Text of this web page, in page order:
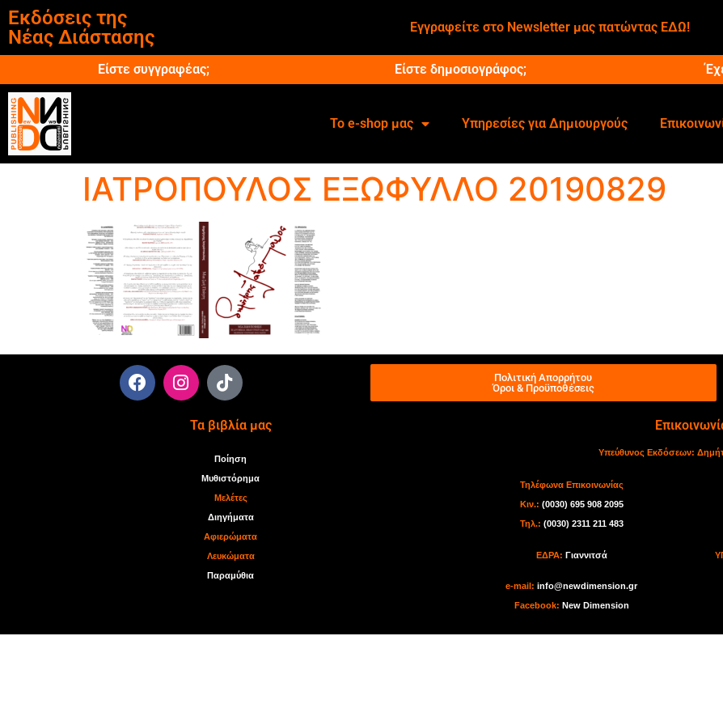
Εκδόσεις της
Νέας Διάστασης
Εγγραφείτε στο Newsletter μας πατώντας ΕΔΩ!
Είστε συγγραφέας; Είστε δημοσιογράφος;
Το e-shop μας Υπηρεσίες για Δημιουργούς
ΙΑΤΡΟΠΟΥΛΟΣ ΕΞΩΦΥΛΛΟ 20190829
Πολιτική Απορρήτου
Όροι & Προϋποθέσεις
Τα βιβλία μας
Ποίηση
Μυθιστόρημα
Μελέτες
Διηγήματα
Αφιερώματα
Λευκώματα
Παραμύθια
Υπεύθυνος Εκδόσεων:
Τηλέφωνα Επικοινωνίας
Κιν.: (0030) 695 908 2095
Τηλ.: (0030) 2311 211 483
ΕΔΡΑ: Γιαννιτσά
e-mail: info@newdimension.gr
Facebook: New Dimension